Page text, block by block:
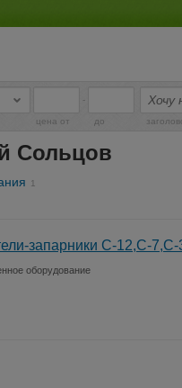
-
цена от до
Сольцов
1
запарники С-12,С-7,С-
оборудование